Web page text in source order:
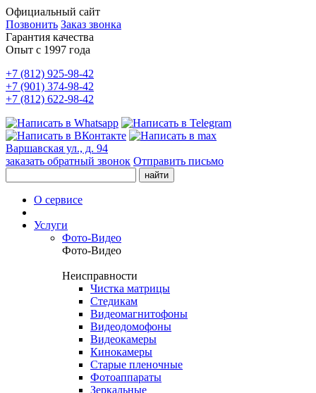
Официальный сайт
Позвонить Заказ звонка
Гарантия качества
Опыт с 1997 года
+7 (812) 925-98-42
+7 (901) 374-98-42
+7 (812) 622-98-42
Варшавская ул., д. 94
заказать обратный звонок Отправить письмо
О сервисе
Услуги
Фото-Видео
Фото-Видео
Неисправности
Чистка матрицы
Стедикам
Видеомагнитофоны
Видеодомофоны
Видеокамеры
Кинокамеры
Старые пленочные
Фотоаппараты
Зеркальные